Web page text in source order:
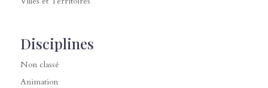
Disciplines
Non classé
Animation